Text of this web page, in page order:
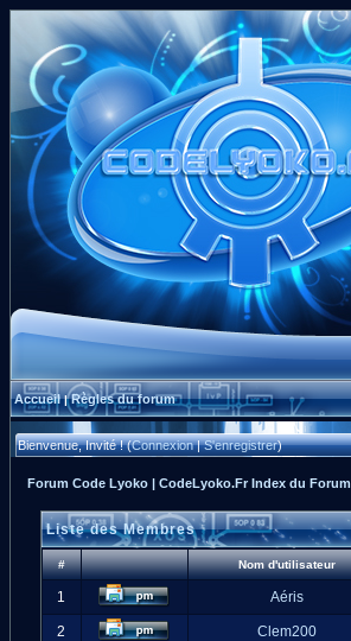
Accueil|Règles du forum
Bienvenue, Invité ! (Connexion|S'enregistrer)
Forum Code Lyoko | CodeLyoko.Fr Index du Forum
Liste des Membres
# Nom d'utilisateur
1 Aéris
2 Clem200